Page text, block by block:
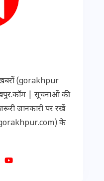
(gorakhpur
| सूचनाओं की
जानकारी पर रखें
के